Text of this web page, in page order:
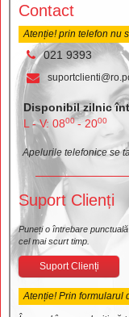
Contact
Atenție! prin telefon nu
021 9393
Disponibil zilnic
L - V: 0800- 2000
Apelurile telefonice se
Suport Clienți
Puneți o întrebare
cel mai scurt timp.
Suport Clienți
Atenție! Prin formularul